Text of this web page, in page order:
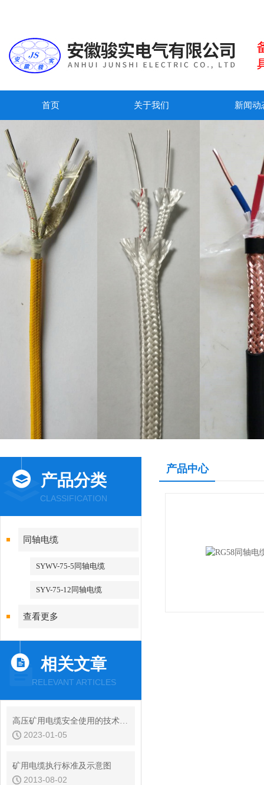
首页 关于我们 新闻动
产品分类
CLASSIFICATION
同轴电缆
SYWV-75-5同轴电缆
SYV-75-12同轴电缆
查看更多
相关文章
RELEVANT ARTICLES
高压矿用电缆安全使用的技术措施
2023-01-05
矿用电缆执行标准及示意图
2013-08-02
产品中心